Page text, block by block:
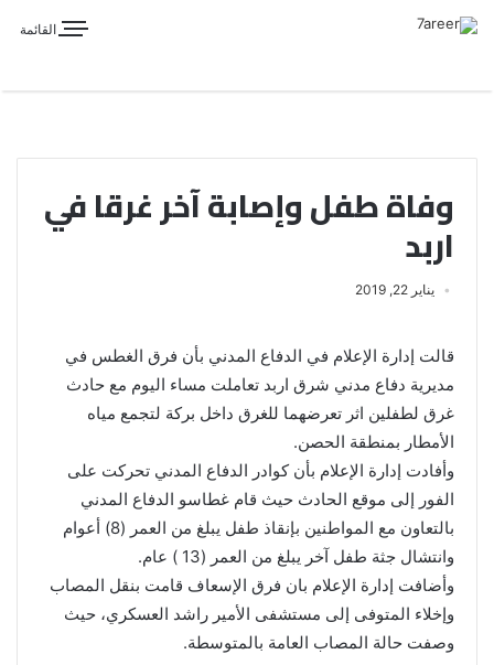
القائمة
وفاة طفل وإصابة آخر غرقا في
اربد
يناير 22, 2019
قالت إدارة الإعلام في الدفاع المدني بأن فرق الغطس في
مديرية دفاع مدني شرق اربد تعاملت مساء اليوم مع حادث
غرق لطفلين اثر تعرضهما للغرق داخل بركة لتجمع مياه
الأمطار بمنطقة الحصن.
وأفادت إدارة الإعلام بأن كوادر الدفاع المدني تحركت على
الفور إلى موقع الحادث حيث قام غطاسو الدفاع المدني
بالتعاون مع المواطنين بإنقاذ طفل يبلغ من العمر (8) أعوام
وانتشال جثة طفل آخر يبلغ من العمر (13 ) عام.
وأضافت إدارة الإعلام بان فرق الإسعاف قامت بنقل المصاب
وإخلاء المتوفى إلى مستشفى الأمير راشد العسكري، حيث
وصفت حالة المصاب العامة بالمتوسطة.